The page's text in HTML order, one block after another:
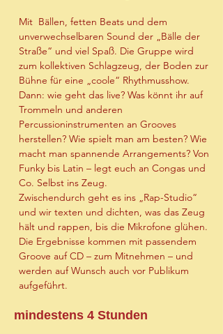
Mit Bällen, fetten Beats und dem
unverwechselbaren Sound der „Bälle der
Straße“ und viel Spaß. Die Gruppe wird
zum kollektiven Schlagzeug, der Boden zur
Bühne für eine „coole“ Rhythmusshow.
Dann: wie geht das live? Was könnt ihr auf
Trommeln und anderen
Percussioninstrumenten an Grooves
herstellen? Wie spielt man am besten? Wie
macht man spannende Arrangements? Von
Funky bis Latin – legt euch an Congas und
Co. Selbst ins Zeug.
Zwischendurch geht es ins „Rap-Studio“
und wir texten und dichten, was das Zeug
hält und rappen, bis die Mikrofone glühen.
Die Ergebnisse kommen mit passendem
Groove auf CD – zum Mitnehmen – und
werden auf Wunsch auch vor Publikum
aufgeführt.
mindestens 4 Stunden